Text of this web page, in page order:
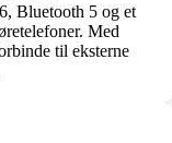
Bluetooth 5 og et
Med
til eksterne